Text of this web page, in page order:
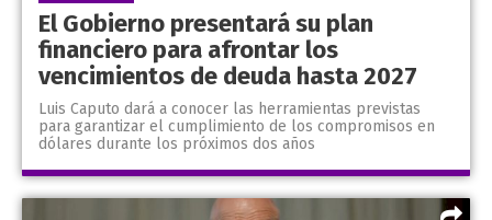
El Gobierno presentará su plan
financiero para afrontar los
vencimientos de deuda hasta 2027
Luis Caputo dará a conocer las herramientas previstas
para garantizar el cumplimiento de los compromisos en
dólares durante los próximos dos años